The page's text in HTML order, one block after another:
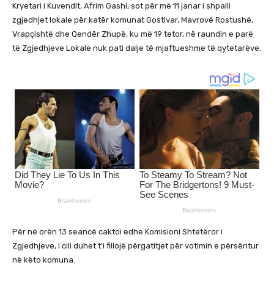
Kryetari i Kuvendit, Afrim Gashi, sot për më 11 janar i shpalli
zgjedhjet lokale për katër komunat Gostivar, Mavrovë Rostushë,
Vrapçishtë dhe Qendër Zhupë, ku më 19 tetor, në raundin e parë
të Zgjedhjeve Lokale nuk pati dalje të mjaftueshme të qytetarëve.
Për në orën 13 seancë caktoi edhe Komisioni Shtetëror i
Zgjedhjeve, i cili duhet t’i fillojë përgatitjet për votimin e përsëritur
në këto komuna.